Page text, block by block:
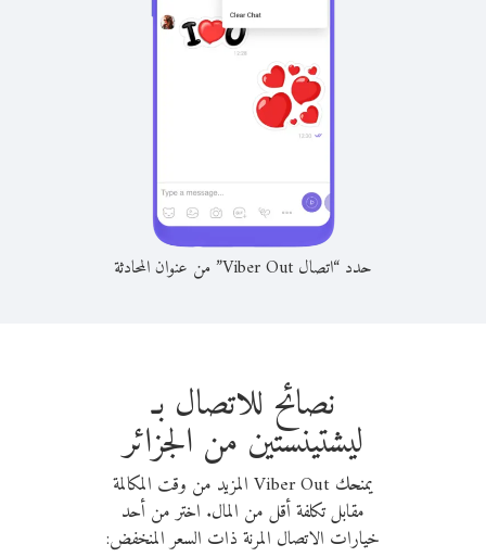
حدد “اتصال Viber Out” من عنوان المحادثة
نصائح للاتصال بـ
ليشتينستين من الجزائر
يمنحك Viber Out المزيد من وقت المكالمة
مقابل تكلفة أقل من المال. اختر من أحد
خيارات الاتصال المرنة ذات السعر المنخفض: